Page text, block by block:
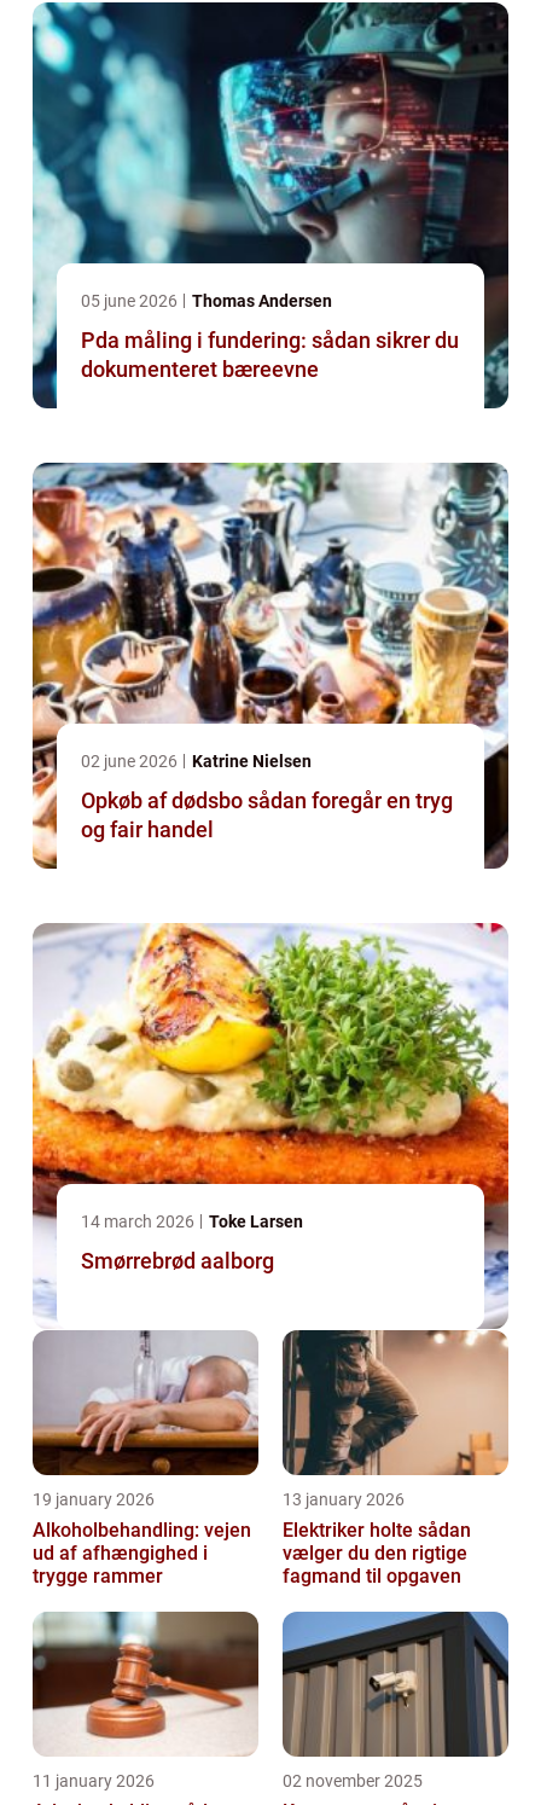
05 june 2026 Thomas Andersen
Pda måling i fundering: sådan sikrer du
dokumenteret bæreevne
02 june 2026 Katrine Nielsen
Opkøb af dødsbo sådan foregår en tryg
og fair handel
14 march 2026 Toke Larsen
Smørrebrød aalborg
19 january 2026
Alkoholbehandling: vejen
ud af afhængighed i
trygge rammer
13 january 2026
Elektriker holte sådan
vælger du den rigtige
fagmand til opgaven
11 january 2026 02 november 2025